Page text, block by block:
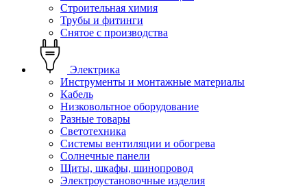
Строительная химия
Трубы и фитинги
Снятое с производства
Электрика
Инструменты и монтажные материалы
Кабель
Низковольтное оборудование
Разные товары
Светотехника
Системы вентиляции и обогрева
Солнечные панели
Щиты, шкафы, шинопровод
Электроустановочные изделия